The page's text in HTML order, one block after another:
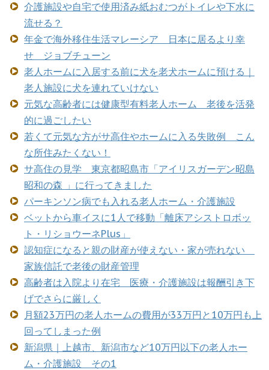
介護施設や自宅で使用済み紙おむつがトイレや下水に
流せる？
年金で海外移住生活マレーシア 日本に居るより幸
せ ジョブチューン
老人ホームに入居する前に犬を老犬ホームに預ける｜
老人施設に犬を連れていけない
元気な高齢者には健康型有料老人ホーム 老後を活発
的に過ごしたい
若くて元気な方がサ高住やホームに入る失敗例 こん
な所住みたくない！
サ高住の見学 東京都昭島市「アイリスガーデン昭島
昭和の森 」に行ってきました
パーキンソン病でも入れる老人ホーム・介護施設
ベットから車イスに1人で移動「離床アシストロボッ
ト・リショウーネPlus」
認知症になると親の財産が使えない・家が売れない
家族信託で老後の財産管理
高齢者は入院より在宅 医療・介護施設は報酬引き下
げでさらに厳しく
月額23万円の老人ホームの費用が33万円と10万円も上
回ってしまった例
新潟県｜上越市、新潟市など10万円以下の老人ホー
ム・介護施設 その1